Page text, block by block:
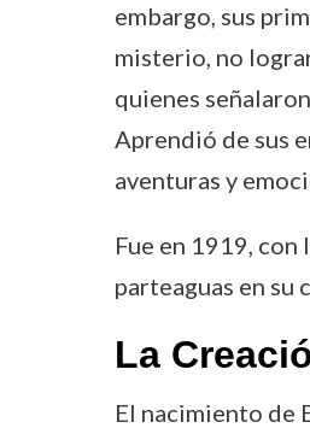
embargo, sus
misterio, no
quienes
Aprendió de sus
aventuras y
Fue en 1919,
parteaguas en su
La
El nacimiento de